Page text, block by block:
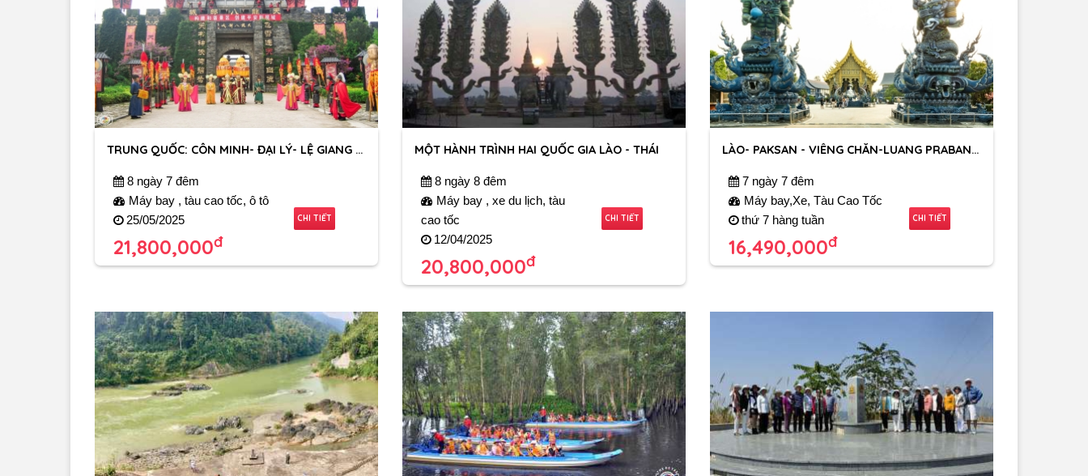
TRUNG QUỐC: CÔN MINH- ĐẠI LÝ- LỆ GIANG - VÂN NAM
8 ngày 7 đêm
Máy bay , tàu cao tốc, ô tô
25/05/2025
21,800,000đ
CHI TIẾT
MỘT HÀNH TRÌNH HAI QUỐC GIA LÀO - THÁI
8 ngày 8 đêm
Máy bay , xe du lịch, tàu
cao tốc
12/04/2025
20,800,000đ
CHI TIẾT
LÀO- PAKSAN - VIÊNG CHĂN-LUANG PRABANG- HOUIXAI-TAM GIÁC VÀNG- CHIANG RAI
7 ngày 7 đêm
Máy bay,Xe, Tàu Cao Tốc
thứ 7 hàng tuần
16,490,000đ
CHI TIẾT